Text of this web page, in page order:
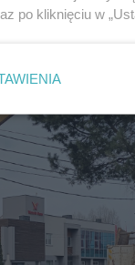
po kliknięciu w